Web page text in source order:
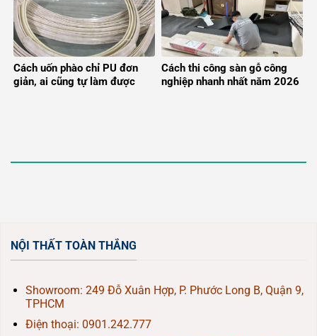
Cách uốn phào chỉ PU đơn
giản, ai cũng tự làm được
Cách thi công sàn gỗ công
nghiệp nhanh nhất năm 2026
NỘI THẤT TOÀN THẮNG
Showroom: 249 Đỗ Xuân Hợp, P. Phước Long B, Quận 9,
TPHCM
Điện thoại: 0901.242.777